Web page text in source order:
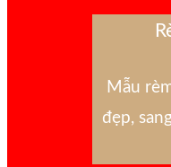
Mẫu
đẹp,